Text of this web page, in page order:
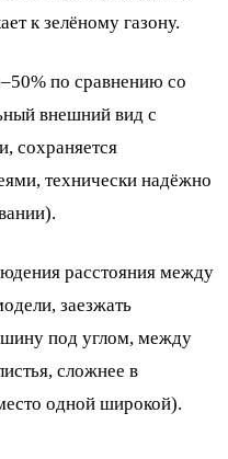
к зелёному газону.
по сравнению со
внешний вид с
сохраняется
технически надёжно
расстояния между
заезжать
под углом, между
сложнее в
одной широкой).